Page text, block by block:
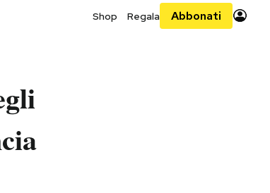
Shop Regala Abbonati